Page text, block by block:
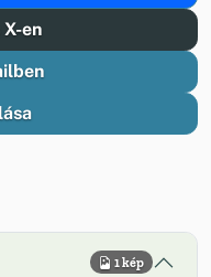
en
1 kép